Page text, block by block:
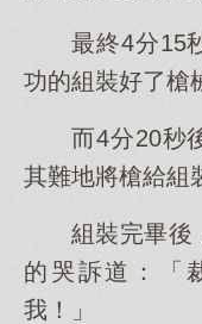
最終4分15
功的組裝好了槍
而4分20秒
其難地將槍給組
組裝完畢後
的哭訴道：「
我！」